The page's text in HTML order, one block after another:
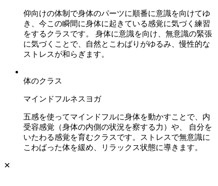
仰向けの体制で身体のパーツに順番に意識を向けてゆ
き、今この瞬間に身体に起きている感覚に気づく練習
をするクラスです。 身体に意識を向け、無意識の緊張
に気づくことで、自然とこわばりがゆるみ、慢性的な
ストレスが和らぎます。
体のクラス
マインドフルネスヨガ
五感を使ってマインドフルに身体を動かすことで、内
受容感覚（身体の内側の状況を察する力）や、 自分を
いたわる感覚を育むクラスです。ストレスで無意識に
こわばった体を緩め、リラックス状態に導きます。
✕